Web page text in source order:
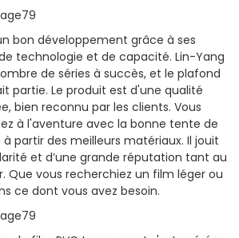
bon développement grâce à ses
technologie et de capacité. Lin-Yang
de séries à succès, et le plafond
partie. Le produit est d'une qualité
bien reconnu par les clients. Vous
à l'aventure avec la bonne tente de
partir des meilleurs matériaux. Il jouit
et d’une grande réputation tant au
Que vous recherchiez un film léger ou
ce dont vous avez besoin.